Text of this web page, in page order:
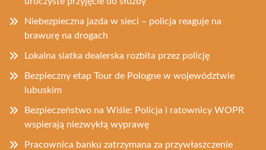
Niebezpieczna jazda w sieci – policja reaguje na
brawurę na drogach
Lokalna siatka dealerska rozbita przez policję
Bezpieczny etap Tour de Pologne w województwie
lubuskim
Bezpieczeństwo na Wiśle: Policja i ratownicy WOPR
wspierają niezwykłą wyprawę
Pracownica banku zatrzymana za przywłaszczenie